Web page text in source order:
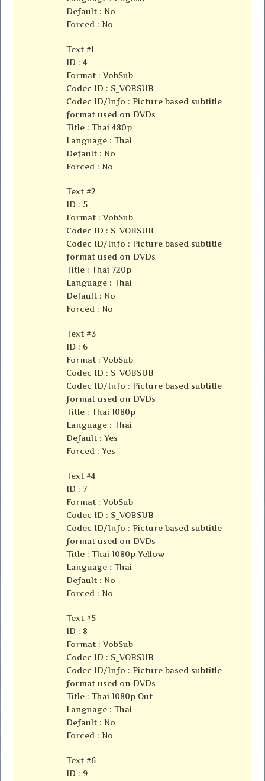
Default : No
Forced : No
Text #1
ID : 4
Format : VobSub
Codec ID : S_VOBSUB
Codec ID/Info : Picture based subtitle
format used on DVDs
Title : Thai 480p
Language : Thai
Default : No
Forced : No
Text #2
ID : 5
Format : VobSub
Codec ID : S_VOBSUB
Codec ID/Info : Picture based subtitle
format used on DVDs
Title : Thai 720p
Language : Thai
Default : No
Forced : No
Text #3
ID : 6
Format : VobSub
Codec ID : S_VOBSUB
Codec ID/Info : Picture based subtitle
format used on DVDs
Title : Thai 1080p
Language : Thai
Default : Yes
Forced : Yes
Text #4
ID : 7
Format : VobSub
Codec ID : S_VOBSUB
Codec ID/Info : Picture based subtitle
format used on DVDs
Title : Thai 1080p Yellow
Language : Thai
Default : No
Forced : No
Text #5
ID : 8
Format : VobSub
Codec ID : S_VOBSUB
Codec ID/Info : Picture based subtitle
format used on DVDs
Title : Thai 1080p Out
Language : Thai
Default : No
Forced : No
Text #6
ID : 9